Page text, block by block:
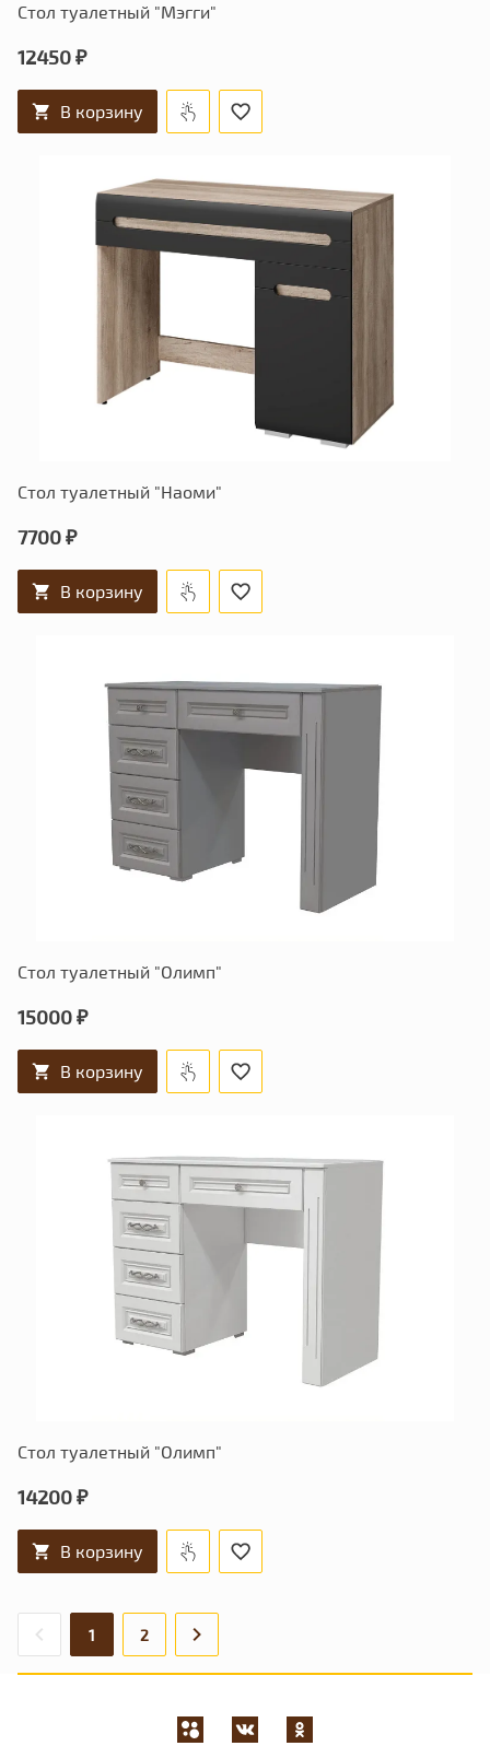
Стол туалетный "Мэгги"
12450 ₽
В корзину
Стол туалетный "Наоми"
7700 ₽
В корзину
Стол туалетный "Олимп"
15000 ₽
В корзину
Стол туалетный "Олимп"
14200 ₽
В корзину
1 2